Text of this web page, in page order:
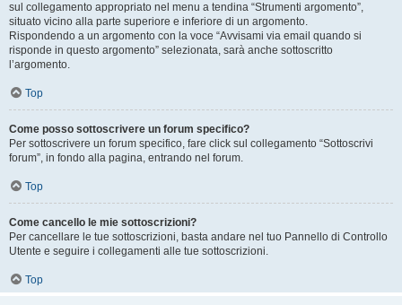
sul collegamento appropriato nel menu a tendina “Strumenti argomento”,
situato vicino alla parte superiore e inferiore di un argomento.
Rispondendo a un argomento con la voce “Avvisami via email quando si
risponde in questo argomento” selezionata, sarà anche sottoscritto
l’argomento.
Top
Come posso sottoscrivere un forum specifico?
Per sottoscrivere un forum specifico, fare click sul collegamento “Sottoscrivi
forum”, in fondo alla pagina, entrando nel forum.
Top
Come cancello le mie sottoscrizioni?
Per cancellare le tue sottoscrizioni, basta andare nel tuo Pannello di Controllo
Utente e seguire i collegamenti alle tue sottoscrizioni.
Top